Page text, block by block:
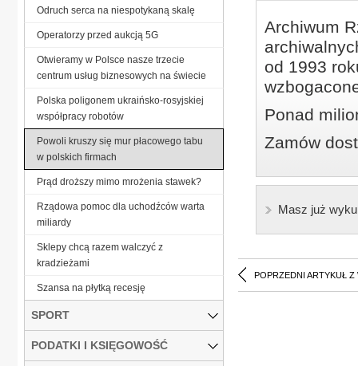
Archiwum
od 1993
Ponad
Zamów
Masz już
POPRZEDNI ARTYKUŁ Z
Odruch serca na niespotykaną skalę
Operatorzy przed aukcją 5G
Otwieramy w Polsce nasze trzecie
centrum usług biznesowych na świecie
Polska poligonem ukraińsko-rosyjskiej
współpracy robotów
Powoli kruszy się mur płacowego tabu
w polskich firmach
Prąd droższy mimo mrożenia stawek?
Rządowa pomoc dla uchodźców warta
miliardy
Sklepy chcą razem walczyć z
kradzieżami
Szansa na płytką recesję
SPORT
PODATKI I KSIĘGOWOŚĆ